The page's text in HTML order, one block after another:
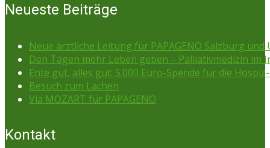
Neueste Beiträge
Neue ärztliche Leitung für PAPAGENO Salzburg und
Den Tagen mehr Leben geben – Palliativmedizin im
Ente gut, alles gut: 5.000 Euro-Spende für die
Besuch zum Lachen
Via MOZART für PAPAGENO
Kontakt